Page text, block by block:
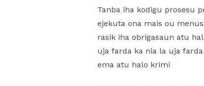
Tanba iha kodigu prosesu
ejekuta ona mais ou
rasik iha obrigasaun atu
uja farda ka nia la uja
ema atu halo krimi